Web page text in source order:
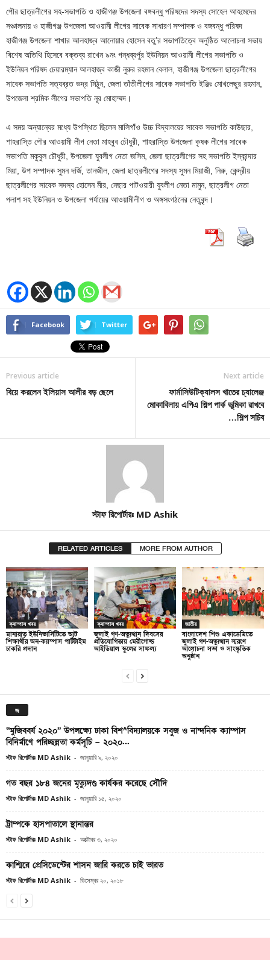
পৌর ছাত্রলীগের সহ-সভাপতি ও হাজীগঞ্জ উপজেলা বঙ্গবন্ধু পরিষদের সদস্য সোহেল আহমেদের
সঞ্চালনায় ও হাজীগঞ্জ উপজেলা আওয়ামী লীগের সাবেক সাধারণ সম্পাদক ও বঙ্গবন্ধু পরিষদ
হাজীগঞ্জ উপজেলা শাখার আলহাজ্ব আনোয়ার হোসেন বতু’র সভাপতিত্বে অনুষ্ঠিত আলোচনা সভায়
বিশেষ অতিথি হিসেবে বক্তব্য রাখেন ৯নং গন্ধব্যর্পুর ইউনিয়ন আওয়ামী লীগের সভাপতি ও
ইউনিয়ন পরিষদ চেয়ারম্যান আলহাজ্ব কাজী নুরুর রহমান বেলাল, হাজীগঞ্জ উপজেলা ছাত্রলীগের
সাবেক সভাপতি সত্যব্রত ভদ্র মিঠুন, জেলা তাঁতীলীগের সাবেক সভাপতি ইঞ্জিঃ মোখলেছুর রহমান,
উপজেলা শ্রমিক লীগের সভাপতি নূর মোহাম্মদ।
এ সময় অন্যান্যের মধ্যে উপস্থিত ছিলেন মালিগাঁও উচ্চ বিদ্যালয়ের সাবেক সভাপতি কাউছার,
শাহরাস্তি পৌর আওয়ামী লীগ নেতা মাহবুব চৌধুরী, শাহরাস্তি উপজেলা কৃষক লীগের সাবেক
সভাপতি মকুবুল চৌধুরী, উপজেলা যুবলীগ নেতা জসিম, জেলা ছাত্রলীগের সহ সভাপতি ইস্কান্দার
মিয়া, উপ সম্পাদক সুমন দর্জি, তানজীল, জেলা ছাত্রলীগের সদস্য সুমন মিয়াজী, নিরু, কেন্দ্রীয়
ছাত্রলীগের সাবেক সদস্য হোসেন মীর, নেছার পাটওয়ারী যুবলীগ নেতা মামুন, ছাত্রলীগ নেতা
পলাশ সহ ইউনিয়ন ও উপজেলা পর্যায়ের আওয়ামীলীগ ও অঙ্গসংগঠনের নেতৃবৃন্দ।
Facebook Twitter
Previous article
বিয়ে করলেন ইলিয়াস আলীর বড় ছেলে
Next article
ফার্মাসিউটিক্যালস খাতের চ্যালেঞ্জ
মোকাবিলায় এপিএ শিল্প পার্ক ভূমিকা রাখবে
…শিল্প সচিব
স্টাফ রিপোর্টারঃ MD Ashik
RELATED ARTICLES MORE FROM AUTHOR
ক্যাম্পাস খবর
মানারাত ইউনিভার্সিটিতে আট
শিক্ষার্থীর অন-ক্যাম্পাস পার্টটাইম
চাকরি প্রদান
ক্যাম্পাস খবর
জুলাই গণ-অভ্যুত্থান দিবসের
প্রতিযোগিতায় মেরীগোল্ড
আইডিয়াল স্কুলের সাফল্য
জাতীয়
বাংলাদেশ শিশু একাডেমিতে
জুলাই গণ-অভ্যুত্থান স্মরণে
আলোচনা সভা ও সাংস্কৃতিক
অনুষ্ঠান
জ
‘‘মুজিববর্ষ ২০২০’’ উপলক্ষ্যে ঢাকা বিশ^বিদ্যালয়কে সবুজ ও নান্দনিক ক্যাম্পাস
বিনির্মাণে পরিচ্ছন্নতা কর্মসূচি – ২০২০...
স্টাফ রিপোর্টারঃ MD Ashik - জানুয়ারি ৯, ২০২০
গত বছর ১৮৪ জনের মৃত্যুদণ্ড কার্যকর করেছে সৌদি
স্টাফ রিপোর্টারঃ MD Ashik - জানুয়ারি ১৫, ২০২০
ট্রাম্পকে হাসপাতালে স্থানান্তর
স্টাফ রিপোর্টারঃ MD Ashik - অক্টোবর ৩, ২০২০
কাশ্মিরে প্রেসিডেন্টের শাসন জারি করতে চাই ভারত
স্টাফ রিপোর্টারঃ MD Ashik - ডিসেম্বর ২০, ২০১৮